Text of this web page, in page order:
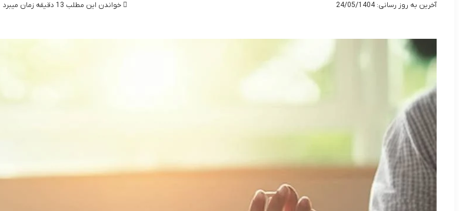
آخرین به روز رسانی: 24/05/1404 خواندن این مطلب 13 دقیقه زمان میبرد